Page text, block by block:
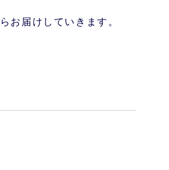
届けしていきます。